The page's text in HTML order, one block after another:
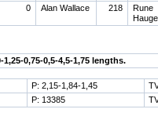
0 Alan Wallace 218
Rune
0,75-0,5-4,5-1,75 lengths.
P: 2,15-1,84-1,45
P: 13385